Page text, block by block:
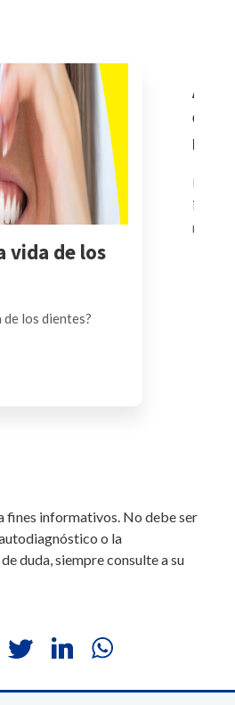
vida de los
de los dientes?
La
no es
fines informativos. No debe ser
o la
duda, siempre consulte a su